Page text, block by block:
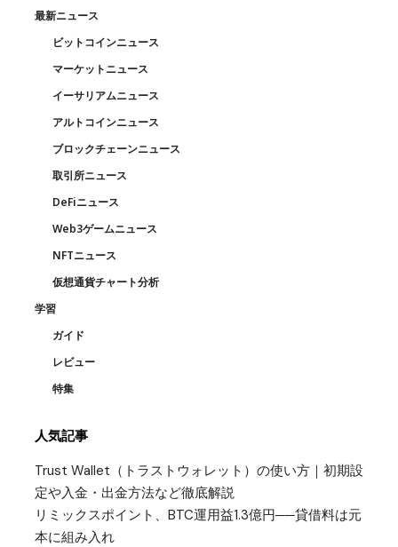
最新ニュース
ビットコインニュース
マーケットニュース
イーサリアムニュース
アルトコインニュース
ブロックチェーンニュース
取引所ニュース
DeFiニュース
Web3ゲームニュース
NFTニュース
仮想通貨チャート分析
学習
ガイド
レビュー
特集
人気記事
Trust Wallet（トラストウォレット）の使い方｜初期設
定や入金・出金方法など徹底解説
リミックスポイント、BTC運用益1.3億円──貸借料は元
本に組み入れ